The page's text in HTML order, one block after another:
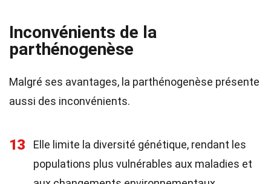
Inconvénients de la
parthénogenèse
Malgré ses avantages, la parthénogenèse présente
aussi des inconvénients.
13
Elle limite la diversité génétique, rendant les
populations plus vulnérables aux maladies et